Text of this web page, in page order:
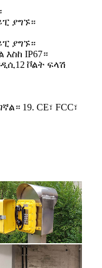
ያግኙ።
ያግኙ።
IP67።
ቮልት ፍላሽ
19. CE፣ FCC፣